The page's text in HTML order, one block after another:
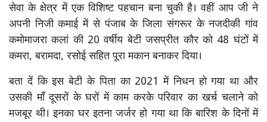
सेवा के क्षेत्र में एक विशिष्ट पहचान बना चुकी है। वहीं आप जी ने
अपनी निजी कमाई में से पंजाब के जिला संगरूर के नजदीकी गांव
कमोमाजरा कलां की 20 वर्षीय बेटी जसप्रीत कौर को 48 घंटों में
कमरा, बरामदा, रसोई सहित पूरा मकान बनाकर दिया।
बता दें कि इस बेटी के पिता का 2021 में निधन हो गया था और
उसकी माँ दूसरों के घरों में काम करके परिवार का खर्च चलाने को
मजबूर थी। इनका घर इतना जर्जर हो गया था कि बारिश के दिनों में